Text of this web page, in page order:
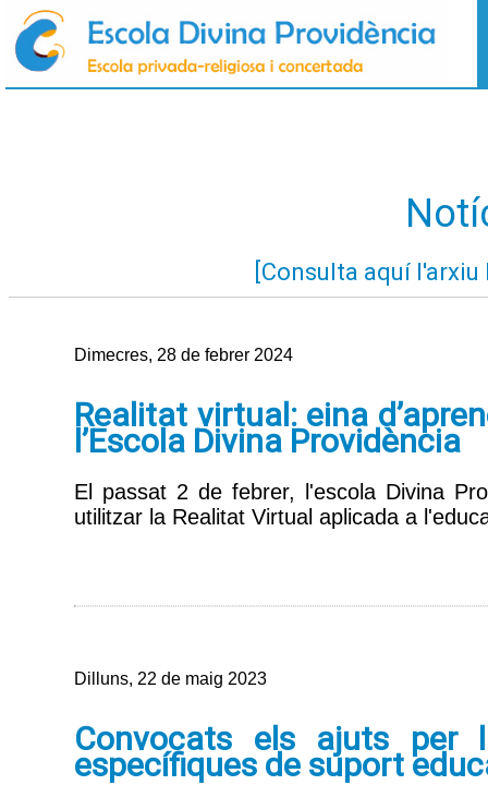
[Consulta aquí
Dimecres, 28 de febrer 2024
Realitat virtual: eina
l’Escola Divina Providència
El passat 2 de febrer, l'escola Divina
utilitzar la Realitat Virtual aplicada a
Dilluns, 22 de maig 2023
Convocats els ajuts per
específiques de suport